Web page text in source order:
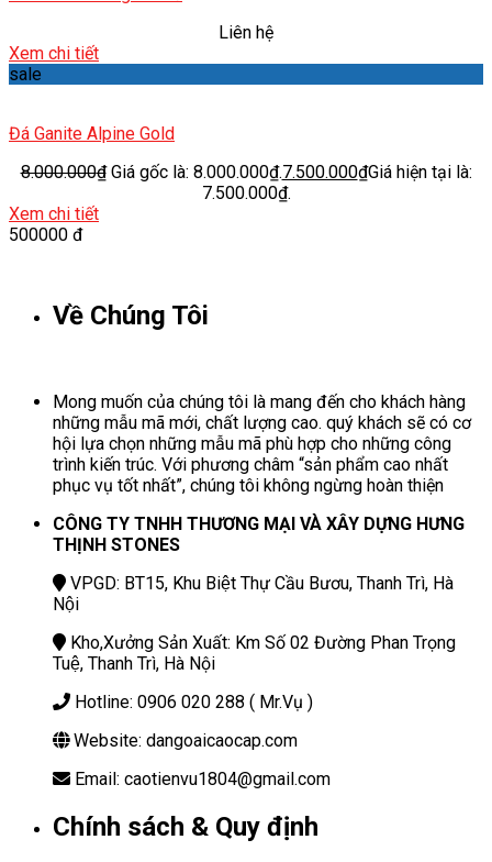
Liên hệ
Xem chi tiết
sale
Đá Ganite Alpine Gold
8.000.000₫ Giá gốc là: 8.000.000₫.7.500.000₫Giá hiện tại là:
7.500.000₫.
Xem chi tiết
500000 đ
Về Chúng Tôi
Mong muốn của chúng tôi là mang đến cho khách hàng
những mẫu mã mới, chất lượng cao. quý khách sẽ có cơ
hội lựa chọn những mẫu mã phù hợp cho những công
trình kiến trúc. Với phương châm “sản phẩm cao nhất
phục vụ tốt nhất”, chúng tôi không ngừng hoàn thiện
CÔNG TY TNHH THƯƠNG MẠI VÀ XÂY DỰNG HƯNG
THỊNH STONES
VPGD: BT15, Khu Biệt Thự Cầu Bươu, Thanh Trì, Hà
Nội
Kho,Xưởng Sản Xuất: Km Số 02 Đường Phan Trọng
Tuệ, Thanh Trì, Hà Nội
Hotline: 0906 020 288 ( Mr.Vụ )
Website: dangoaicaocap.com
Email: caotienvu1804@gmail.com
Chính sách & Quy định